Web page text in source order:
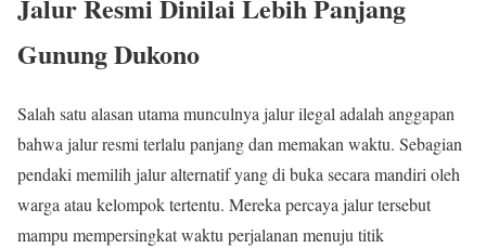
Jalur Resmi Dinilai Lebih Panjang
Gunung Dukono
Salah satu alasan utama munculnya jalur ilegal adalah anggapan
bahwa jalur resmi terlalu panjang dan memakan waktu. Sebagian
pendaki memilih jalur alternatif yang di buka secara mandiri oleh
warga atau kelompok tertentu. Mereka percaya jalur tersebut
mampu mempersingkat waktu perjalanan menuju titik